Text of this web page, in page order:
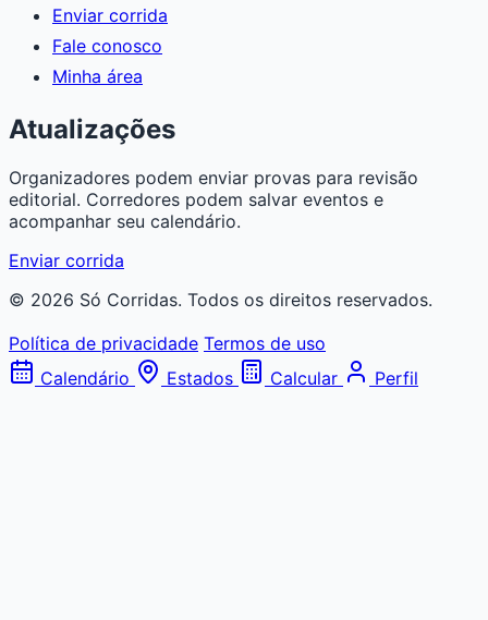
Enviar corrida
Fale conosco
Minha área
Atualizações
Organizadores podem enviar provas para revisão
editorial. Corredores podem salvar eventos e
acompanhar seu calendário.
Enviar corrida
© 2026 Só Corridas. Todos os direitos reservados.
Política de privacidade Termos de uso
Calendário
Estados Calcular Perfil